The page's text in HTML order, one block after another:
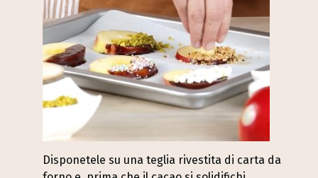
Disponetele su una teglia rivestita di carta da